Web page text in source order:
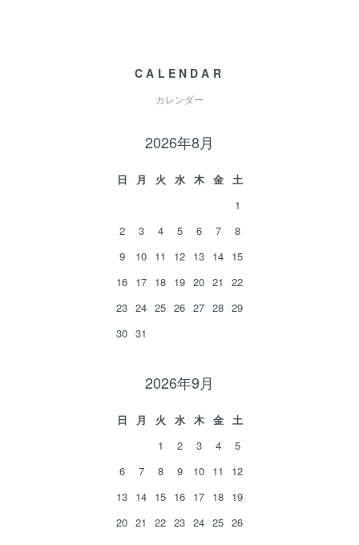
CALENDAR
カレンダー
2026年8月
日 月 火 水 木 金
土
1
2
3 4 5 6 7
8
9
10 11 12 13 14 15
16 17 18 19 20 21
22
23 24 25 26 27 28 29
30 31
2026年9月
日 月 火 水 木 金
土
1
2 3 4
5
6
7 8 9 10 11
12
13 14 15 16 17 18 19
20 21 22 23 24 25 26